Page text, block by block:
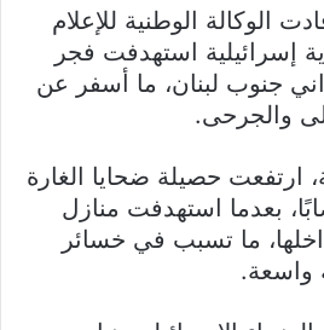
الوكالة الوطنية للإعلام
إسرائيلية استهدفت فجر
جنوب لبنان، ما أسفر عن
والجرحى.
ارتفعت حصيلة ضحايا الغارة
قتلى و20 مصابًا، بعدما استهدفت منازل
ما تسبب في خسائر
واسعة.